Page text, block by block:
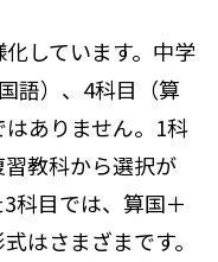
しています。中学
語）、4科目（算
ありません。1科
教科から選択が
科目では、算国＋
はさまざまです。